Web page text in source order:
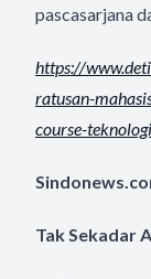
pascasarjana
https://
ratusan-
course-
Tak Sekadar